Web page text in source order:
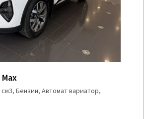
см3, Бензин, Автомат вариатор,